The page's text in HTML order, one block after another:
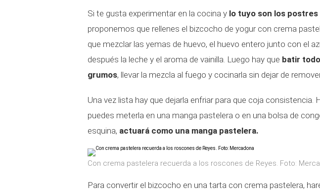
Si te gusta experimentar en la cocina y lo tuyo son los postres
proponemos que rellenes el bizcocho de yogur con crema
que mezclar las yemas de huevo, el huevo entero junto con el
después la leche y el aroma de vainilla. Luego hay que batir
grumos, llevar la mezcla al fuego y cocinarla sin dejar de
Una vez lista hay que dejarla enfriar para que coja
puedes meterla en una manga pastelera o en una bolsa de
esquina, actuará como una manga pastelera.
Con crema pastelera recuerda a los roscones de Reyes. Foto:
Para convertir el bizcocho en una tarta con crema pastelera,